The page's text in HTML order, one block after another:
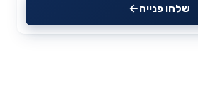
שלחו פנייה